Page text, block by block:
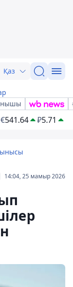
Қаз
€541.64 ₽5.71
14:04, 25 мамыр 2026